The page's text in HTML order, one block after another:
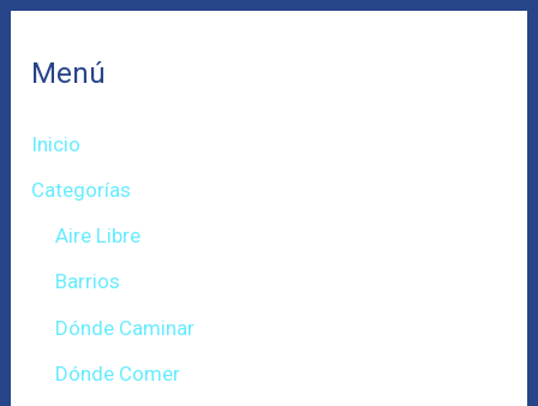
Menú
Inicio
Categorías
Aire Libre
Barrios
Dónde Caminar
Dónde Comer